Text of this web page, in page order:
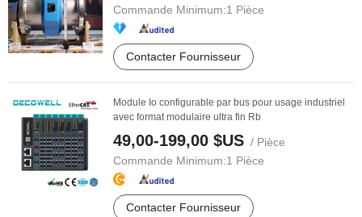
Commande Minimum:1 Pièce
Contacter Fournisseur
Module Io configurable par bus pour usage industriel
avec format modulaire ultra fin Rb
49,00-199,00 $US / Pièce
Commande Minimum:1 Pièce
Contacter Fournisseur